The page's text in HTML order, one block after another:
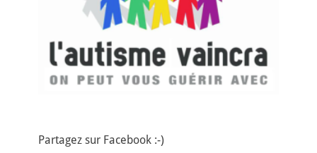
Partagez sur Facebook :-)